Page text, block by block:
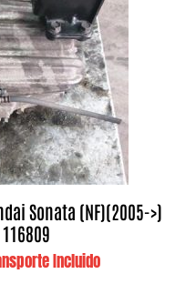
Sonata (NF)(2005->)
Incluido